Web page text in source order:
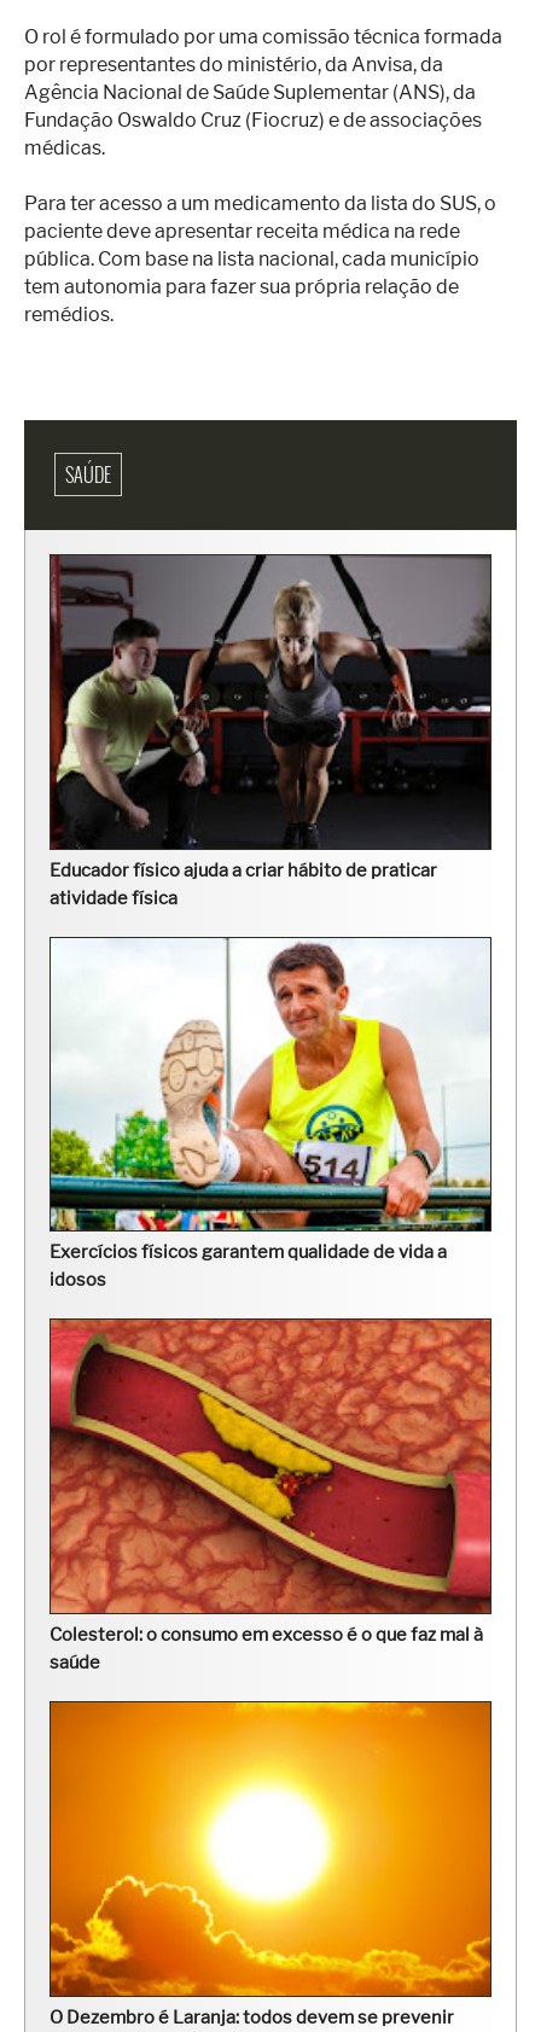
O rol é formulado por uma comissão técnica formada
por representantes do ministério, da Anvisa, da
Agência Nacional de Saúde Suplementar (ANS), da
Fundação Oswaldo Cruz (Fiocruz) e de associações
médicas.
Para ter acesso a um medicamento da lista do SUS, o
paciente deve apresentar receita médica na rede
pública. Com base na lista nacional, cada município
tem autonomia para fazer sua própria relação de
remédios.
SAÚDE
Educador físico ajuda a criar hábito de praticar
atividade física
Exercícios físicos garantem qualidade de vida a
idosos
Colesterol: o consumo em excesso é o que faz mal à
saúde
O Dezembro é Laranja: todos devem se prevenir